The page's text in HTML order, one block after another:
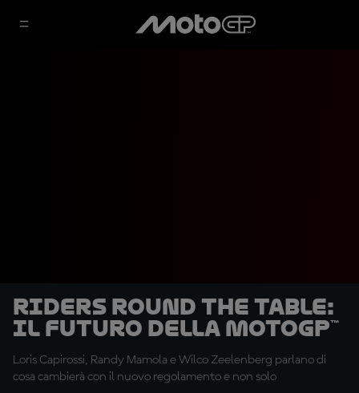
Riders round the table:
il futuro della MotoGP™
Loris Capirossi, Randy Mamola e Wilco Zeelenberg parlano di
cosa cambierà con il nuovo regolamento e non solo